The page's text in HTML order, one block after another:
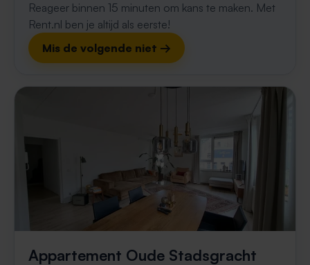
Reageer binnen 15 minuten om kans te maken. Met
Rent.nl ben je altijd als eerste!
Mis de volgende niet →
Appartement Oude Stadsgracht